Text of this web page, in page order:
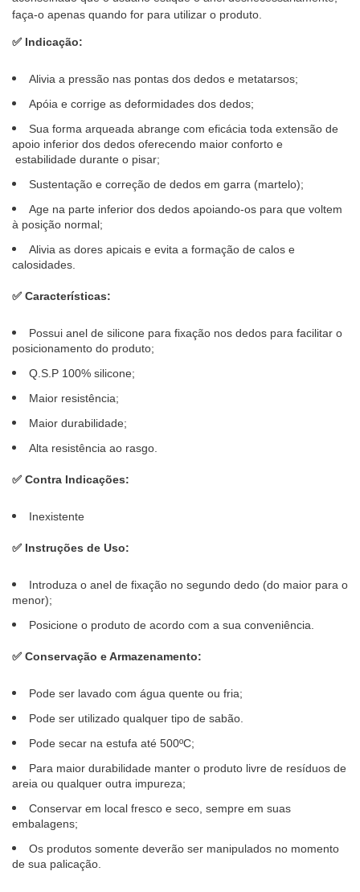
faça-o apenas quando for para utilizar o produto.
✅ Indicação:
Alivia a pressão nas pontas dos dedos e metatarsos;
Apóia e corrige as deformidades dos dedos;
Sua forma arqueada abrange com eficácia toda extensão de
apoio inferior dos dedos oferecendo maior conforto e
estabilidade durante o pisar;
Sustentação e correção de dedos em garra (martelo);
Age na parte inferior dos dedos apoiando-os para que voltem
à posição normal;
Alivia as dores apicais e evita a formação de calos e
calosidades.
✅ Características:
Possui anel de silicone para fixação nos dedos para facilitar o
posicionamento do produto;
Q.S.P 100% silicone;
Maior resistência;
Maior durabilidade;
Alta resistência ao rasgo.
✅ Contra Indicações:
Inexistente
✅ Instruções de Uso:
Introduza o anel de fixação no segundo dedo (do maior para o
menor);
Posicione o produto de acordo com a sua conveniência.
✅ Conservação e Armazenamento:
Pode ser lavado com água quente ou fria;
Pode ser utilizado qualquer tipo de sabão.
Pode secar na estufa até 500ºC;
Para maior durabilidade manter o produto livre de resíduos de
areia ou qualquer outra impureza;
Conservar em local fresco e seco, sempre em suas
embalagens;
Os produtos somente deverão ser manipulados no momento
de sua palicação.